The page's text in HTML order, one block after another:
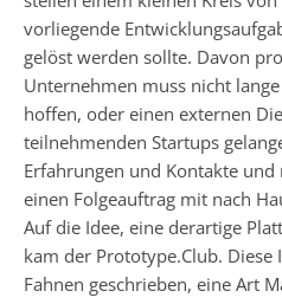
vorliegende
gelöst werden sollte. Davon
Unternehmen muss nicht
hoffen, oder einen externen
teilnehmenden Startups
Erfahrungen und Kontakte
einen Folgeauftrag mit nach
Auf die Idee, eine derartige
kam der Prototype.Club.
Fahnen geschrieben, eine Art